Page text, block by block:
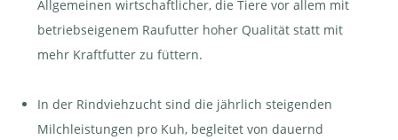
Allgemeinen wirtschaftlicher, die Tiere vor allem mit
betriebseigenem Raufutter hoher Qualität statt mit
mehr Kraftfutter zu füttern.
In der Rindviehzucht sind die jährlich steigenden
Milchleistungen pro Kuh, begleitet von dauernd